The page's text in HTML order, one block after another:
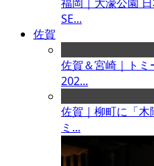
SE...
佐賀
佐賀＆宮崎｜ト
202...
佐賀｜柳町に「木
ミ...